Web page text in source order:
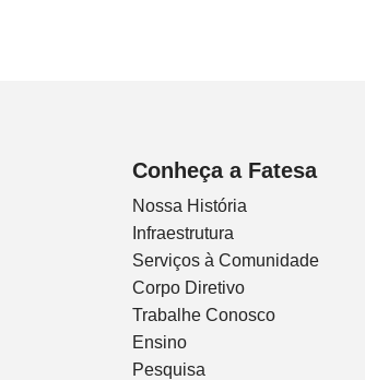
Conheça a Fatesa
Nossa História
Infraestrutura
Serviços à Comunidade
Corpo Diretivo
Trabalhe Conosco
Ensino
Pesquisa